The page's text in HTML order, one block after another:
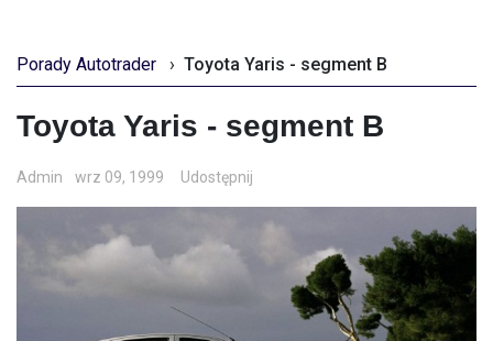
Porady Autotrader › Toyota Yaris - segment B
Toyota Yaris - segment B
Admin wrz 09, 1999 Udostępnij